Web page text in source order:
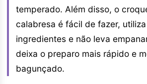
temperado. Além disso, o
calabresa é fácil de fazer,
ingredientes e não leva
deixa o preparo mais rápido e
bagunçado.